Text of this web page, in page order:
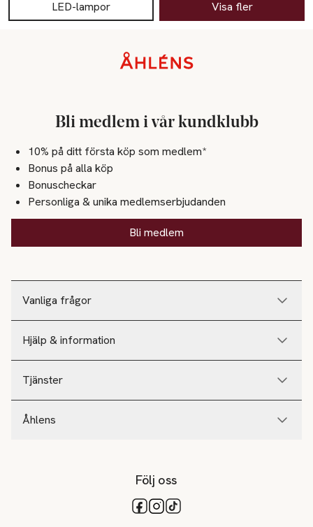
LED-lampor Visa fler
Vanliga frågor
Hjälp & information
Tjänster
Åhlens
Bli medlem i vår kundklubb
10% på ditt första köp som medlem*
Bonus på alla köp
Bonuscheckar
Personliga & unika medlemserbjudanden
Bli medlem
Följ oss